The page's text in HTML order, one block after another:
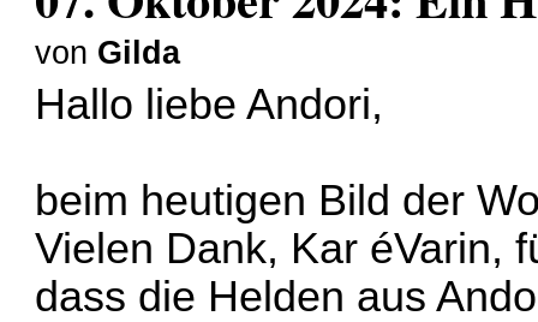
von Gilda
Hallo liebe Andori,
beim heutigen Bild der
Vielen Dank, Kar éVarin,
dass die Helden aus